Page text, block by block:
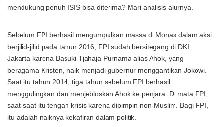
mendukung penuh ISIS bisa diterima? Mari analisis alurnya.
Sebelum FPI berhasil mengumpulkan massa di Monas dalam aksi
berjilid-jilid pada tahun 2016, FPI sudah bersitegang di DKI
Jakarta karena Basuki Tjahaja Purnama alias Ahok, yang
beragama Kristen, naik menjadi gubernur menggantikan Jokowi.
Saat itu tahun 2014, tiga tahun sebelum FPI berhasil
menggulingkan dan menjebloskan Ahok ke penjara. Di mata FPI,
saat-saat itu tengah krisis karena dipimpin non-Muslim. Bagi FPI,
itu adalah naiknya kekafiran dalam politik.